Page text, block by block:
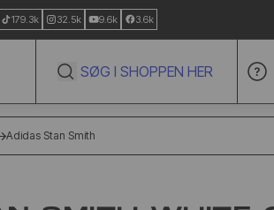
179.3k 32.5k 9.6k 3.6k
Adidas Stan Smith